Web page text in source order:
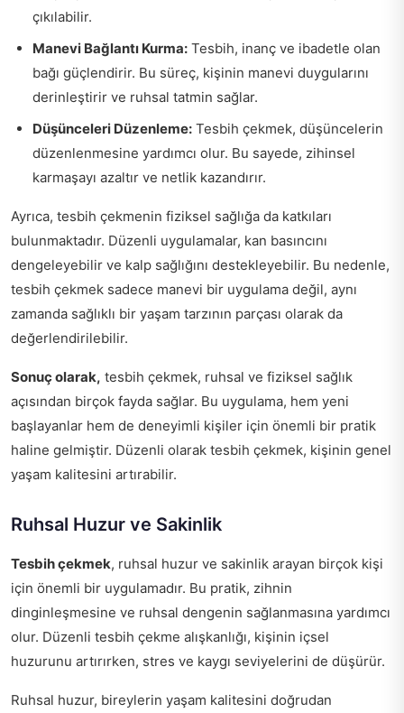
çıkılabilir.
Manevi Bağlantı Kurma: Tesbih, inanç ve ibadetle olan
bağı güçlendirir. Bu süreç, kişinin manevi duygularını
derinleştirir ve ruhsal tatmin sağlar.
Düşünceleri Düzenleme: Tesbih çekmek, düşüncelerin
düzenlenmesine yardımcı olur. Bu sayede, zihinsel
karmaşayı azaltır ve netlik kazandırır.
Ayrıca, tesbih çekmenin fiziksel sağlığa da katkıları
bulunmaktadır. Düzenli uygulamalar, kan basıncını
dengeleyebilir ve kalp sağlığını destekleyebilir. Bu nedenle,
tesbih çekmek sadece manevi bir uygulama değil, aynı
zamanda sağlıklı bir yaşam tarzının parçası olarak da
değerlendirilebilir.
Sonuç olarak, tesbih çekmek, ruhsal ve fiziksel sağlık
açısından birçok fayda sağlar. Bu uygulama, hem yeni
başlayanlar hem de deneyimli kişiler için önemli bir pratik
haline gelmiştir. Düzenli olarak tesbih çekmek, kişinin genel
yaşam kalitesini artırabilir.
Ruhsal Huzur ve Sakinlik
Tesbih çekmek, ruhsal huzur ve sakinlik arayan birçok kişi
için önemli bir uygulamadır. Bu pratik, zihnin
dinginleşmesine ve ruhsal dengenin sağlanmasına yardımcı
olur. Düzenli tesbih çekme alışkanlığı, kişinin içsel
huzurunu artırırken, stres ve kaygı seviyelerini de düşürür.
Ruhsal huzur, bireylerin yaşam kalitesini doğrudan